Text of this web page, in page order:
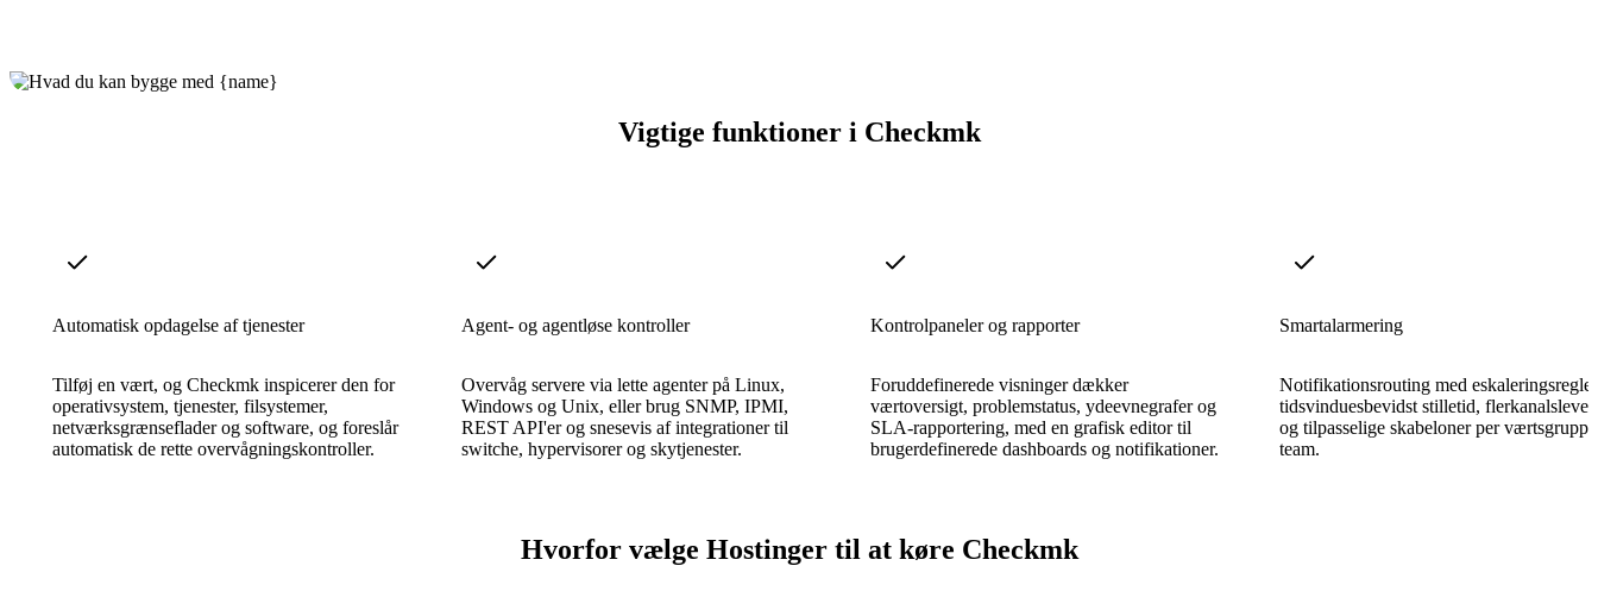
Vigtige funktioner i Checkmk
Automatisk opdagelse af tjenester
Tilføj en vært, og Checkmk inspicerer den for
operativsystem, tjenester, filsystemer,
netværksgrænseflader og software, og foreslår
automatisk de rette overvågningskontroller.
Agent- og agentløse kontroller
Overvåg servere via lette agenter på Linux,
Windows og Unix, eller brug SNMP, IPMI,
REST API'er og snesevis af integrationer til
switche, hypervisorer og skytjenester.
Kontrolpaneler og rapporter
Foruddefinerede visninger dækker
værtoversigt, problemstatus, ydeevnegrafer og
SLA-rapportering, med en grafisk editor til
brugerdefinerede dashboards og notifikationer.
Smartalarmering
Notifikationsrouting med
tidsvinduesbevidst stilletid,
og tilpasselige skabeloner per
team.
Hvorfor vælge Hostinger til at køre Checkmk